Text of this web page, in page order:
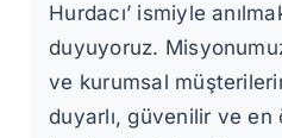
Hurdacı’ ismiyle
duyuyoruz.
ve kurumsal
duyarlı, güvenilir ve en